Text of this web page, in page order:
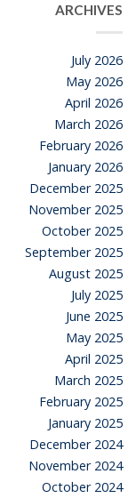
ARCHIVES
July 2026
May 2026
April 2026
March 2026
February 2026
January 2026
December 2025
November 2025
October 2025
September 2025
August 2025
July 2025
June 2025
May 2025
April 2025
March 2025
February 2025
January 2025
December 2024
November 2024
October 2024